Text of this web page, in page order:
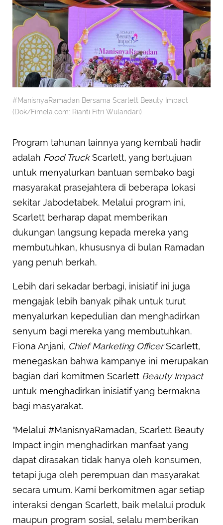
#ManisnyaRamadan Bersama Scarlett Beauty Impact
(Dok/Fimela.com: Rianti Fitri Wulandari)
Program tahunan lainnya yang kembali hadir
adalah Food TruckScarlett, yang bertujuan
untuk menyalurkan bantuan sembako bagi
masyarakat prasejahtera di beberapa lokasi
sekitar Jabodetabek. Melalui program ini,
Scarlett berharap dapat memberikan
dukungan langsung kepada mereka yang
membutuhkan, khususnya di bulan Ramadan
yang penuh berkah.
Lebih dari sekadar berbagi, inisiatif ini juga
mengajak lebih banyak pihak untuk turut
menyalurkan kepedulian dan menghadirkan
senyum bagi mereka yang membutuhkan.
Fiona Anjani, Chief Marketing OfficerScarlett,
menegaskan bahwa kampanye ini merupakan
bagian dari komitmen Scarlett Beauty Impact
untuk menghadirkan inisiatif yang bermakna
bagi masyarakat.
"Melalui #ManisnyaRamadan, Scarlett Beauty
Impact ingin menghadirkan manfaat yang
dapat dirasakan tidak hanya oleh konsumen,
tetapi juga oleh perempuan dan masyarakat
secara umum. Kami berkomitmen agar setiap
interaksi dengan Scarlett, baik melalui produk
maupun program sosial, selalu memberikan